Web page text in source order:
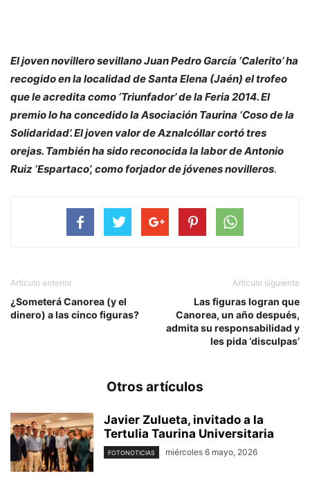
El joven novillero sevillano Juan Pedro García ‘Calerito’ ha
recogido en la localidad de Santa Elena (Jaén) el trofeo
que le acredita como ‘Triunfador’ de la Feria 2014. El
premio lo ha concedido la Asociación Taurina ‘Coso de la
Solidaridad’. El joven valor de Aznalcóllar cortó tres
orejas. También ha sido reconocida la labor de Antonio
Ruiz ‘Espartaco’, como forjador de jóvenes novilleros.
Artículo anterior
¿Someterá Canorea (y el
dinero) a las cinco figuras?
Artículo siguiente
Las figuras logran que
Canorea, un año después,
admita su responsabilidad y
les pida ‘disculpas’
Otros artículos
Javier Zulueta, invitado a la
Tertulia Taurina Universitaria
FOTONOTICIAS miércoles 6 mayo, 2026